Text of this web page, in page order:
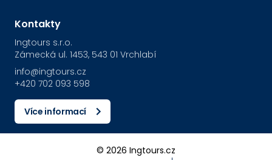
Kontakty
Ingtours s.r.o.
Zámecká ul. 1453, 543 01 Vrchlabí
info@ingtours.cz
+420 702 093 598
Více informací
© 2026 Ingtours.cz